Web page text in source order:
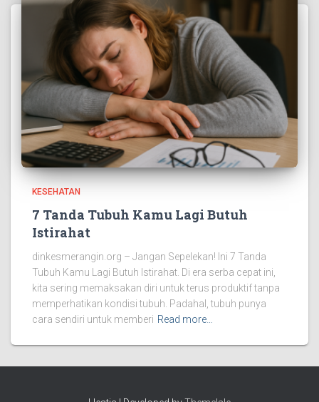
KESEHATAN
7 Tanda Tubuh Kamu Lagi Butuh
Istirahat
dinkesmerangin.org – Jangan Sepelekan! Ini 7 Tanda
Tubuh Kamu Lagi Butuh Istirahat. Di era serba cepat ini,
kita sering memaksakan diri untuk terus produktif tanpa
memperhatikan kondisi tubuh. Padahal, tubuh punya
cara sendiri untuk memberi Read more…